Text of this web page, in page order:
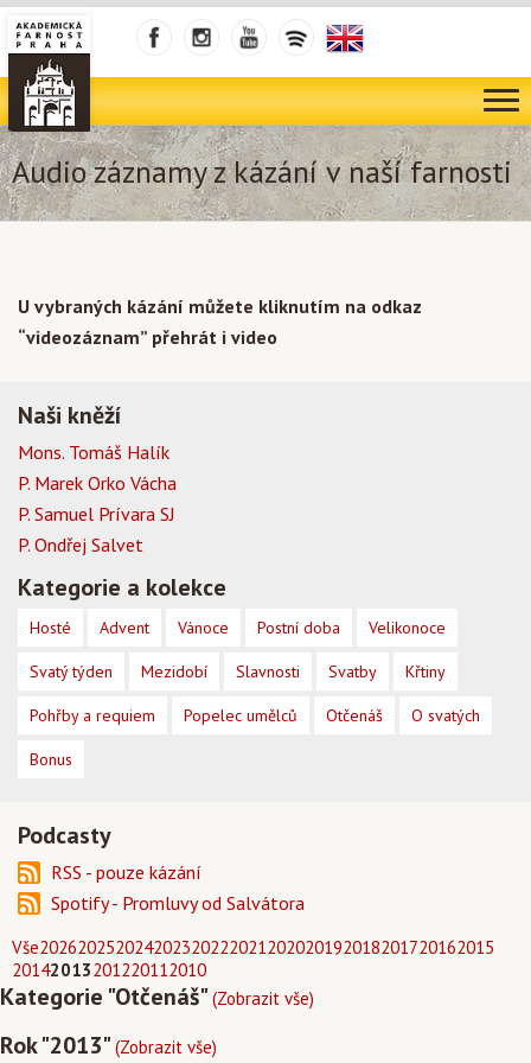
Audio záznamy z kázání v naší farnosti
Vše202620252024202320222021202020192018201720162015
20142013201220112010
Kategorie "Otčenáš"(Zobrazit vše)
Rok "2013"(Zobrazit vše)
U vybraných kázání můžete kliknutím na odkaz
“videozáznam” přehrát i video
Naši kněží
Mons. Tomáš Halík
P. Marek Orko Vácha
P. Samuel Prívara SJ
P. Ondřej Salvet
Kategorie a kolekce
Hosté Advent Vánoce Postní doba Velikonoce
Svatý týden Mezidobí Slavnosti Svatby Křtiny
Pohřby a requiem Popelec umělců Otčenáš O svatých
Bonus
Podcasty
RSS - pouze kázání
Spotify - Promluvy od Salvátora